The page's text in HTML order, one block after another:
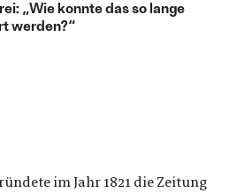
„Wie konnte das so lange
werden?“
im Jahr 1821 die Zeitung